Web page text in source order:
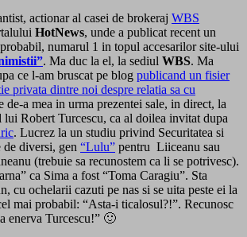
actionar al casei de brokeraj WBS
HotNews, unde a publicat recent un
numarul 1 in topul accesarilor site-ului
. Ma duc la el, la sediul WBS. Ma
ce l-am bruscat pe blog publicand un fisier
privata dintre noi despre relatia sa cu
de-a mea in urma prezentei sale, in direct, la
Robert Turcescu, ca al doilea invitat dupa
. Lucrez la un studiu privind Securitatea si
de diversi, gen “Lulu” pentru Liiceanu sau
(trebuie sa recunostem ca li se potrivesc).
ca Sima a fost “Toma Caragiu”. Sta
cu ochelarii cazuti pe nas si se uita peste ei la
mai probabil: “Asta-i ticalosul?!”. Recunosc
enerva Turcescu!” 🙂